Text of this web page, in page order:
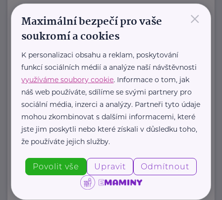
https://www.jaczech.org/
jaczech@jaczech.cz
Kolpingova rodina Smečno
Jsme nestátní nezisková organizace
, která se již více než 25 let zaměřuje
na podporu rodin, ...
https://www.kolpingsmecno.cz/
ludmila.janzurova@kolpingsmecno.cz
×
Maximální bezpečí pro vaše
soukromí a cookies
K personalizaci obsahu a reklam, poskytování
funkcí sociálních médií a analýze naší návštěvnosti
využíváme soubory cookie. Informace o tom, jak
náš web používáte, sdílíme se svými partnery pro
sociální média, inzerci a analýzy. Partneři tyto údaje
mohou zkombinovat s dalšími informacemi, které
jste jim poskytli nebo které získali v důsledku toho,
že používáte jejich služby.
Povolit vše Upravit Odmítnout